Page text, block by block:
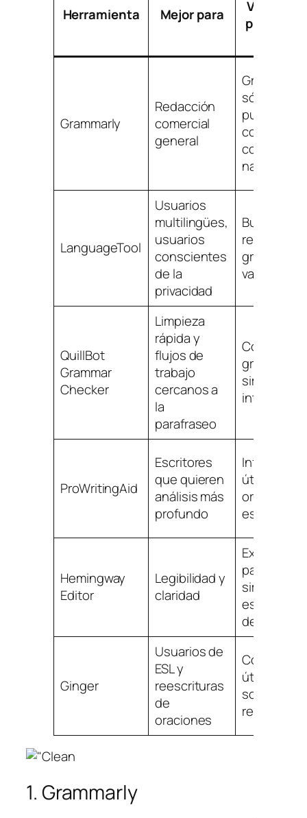
Herramienta Mejor para
Ventajas
plan
Grammarly
Redacción
comercial
general
Gramática
sólida,
con
navegador
LanguageTool
Usuarios
multilingües,
usuarios
conscientes
de la
privacidad
Buena
revisión
gramatical
varios
QuillBot
Grammar
Checker
Limpieza
rápida y
flujos de
trabajo
cercanos a
la
parafraseo
Corrección
gramatical
simple,
interfaz
ProWritingAid
Escritores
que quieren
análisis más
profundo
Informes
útiles y
estilo
Hemingway
Editor
Legibilidad y
claridad
Excelente
para
simplificar
escritura
densa
Ginger
Usuarios de
ESL y
reescrituras
de
oraciones
útiles y
soporte de
reescritura
1. Grammarly